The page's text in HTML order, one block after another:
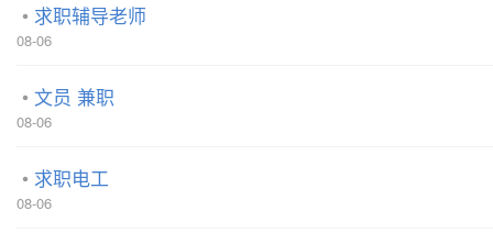
求职辅导老师
08-06
文员 兼职
08-06
求职电工
08-06